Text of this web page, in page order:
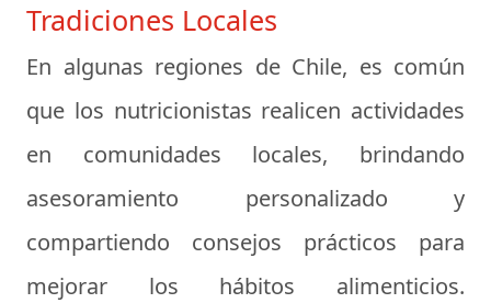
Tradiciones Locales
En algunas regiones de Chile, es común
que los nutricionistas realicen actividades
en comunidades locales, brindando
asesoramiento personalizado y
compartiendo consejos prácticos para
mejorar los hábitos alimenticios.